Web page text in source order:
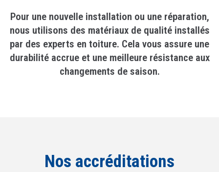
Pour une nouvelle installation ou une réparation,
nous utilisons des matériaux de qualité installés
par des experts en toiture. Cela vous assure une
durabilité accrue et une meilleure résistance aux
changements de saison.
Nos accréditations